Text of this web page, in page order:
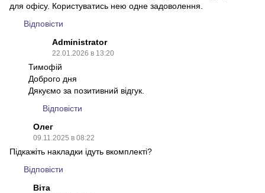
для офісу. Користуватись нею одне задоволення.
Відповісти
Administrator
22.01.2026 в 13:20
Тимофій
Доброго дня
Дякуємо за позитивний відгук.
Відповісти
Олег
09.11.2025 в 08:22
Підкажіть накладки ідуть вкомплекті?
Відповісти
Віта